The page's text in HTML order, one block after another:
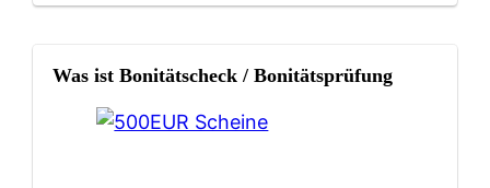
Was ist Bonitätscheck / Bonitätsprüfung